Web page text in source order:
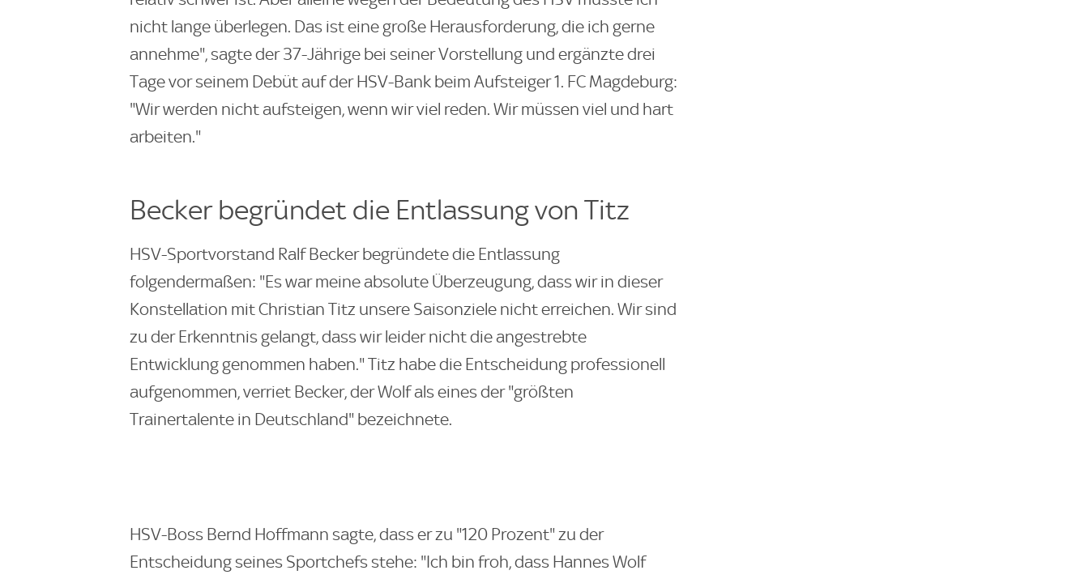
nicht lange überlegen. Das ist eine große Herausforderung, die ich gerne
annehme", sagte der 37-Jährige bei seiner Vorstellung und ergänzte drei
Tage vor seinem Debüt auf der HSV-Bank beim Aufsteiger 1. FC Magdeburg:
"Wir werden nicht aufsteigen, wenn wir viel reden. Wir müssen viel und hart
arbeiten."
Becker begründet die Entlassung von Titz
HSV-Sportvorstand Ralf Becker begründete die Entlassung
folgendermaßen: "Es war meine absolute Überzeugung, dass wir in dieser
Konstellation mit Christian Titz unsere Saisonziele nicht erreichen. Wir sind
zu der Erkenntnis gelangt, dass wir leider nicht die angestrebte
Entwicklung genommen haben." Titz habe die Entscheidung professionell
aufgenommen, verriet Becker, der Wolf als eines der "größten
Trainertalente in Deutschland" bezeichnete.
HSV-Boss Bernd Hoffmann sagte, dass er zu "120 Prozent" zu der
Entscheidung seines Sportchefs stehe: "Ich bin froh, dass Hannes Wolf